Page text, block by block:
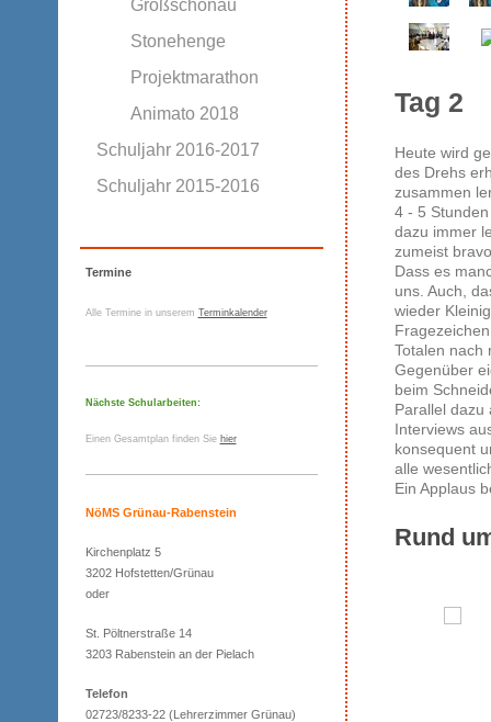
Tag 2
Heute wird
des Drehs
zusammen
4 - 5
dazu immer
zumeist
Dass es
uns. Auch,
wieder
Totalen nach
Gegenüber
beim
Parallel dazu
Interviews
konsequent
alle
Ein Applaus
Rund
Großschönau
Stonehenge
Projektmarathon
Animato 2018
Schuljahr 2016-2017
Schuljahr 2015-2016
Termine
Alle Termine in unserem Terminkalender
Nächste Schularbeiten:
Einen Gesamtplan finden Sie hier
NöMS Grünau-Rabenstein
Kirchenplatz 5
3202 Hofstetten/Grünau
oder
St. Pöltnerstraße 14
3203 Rabenstein an der Pielach
Telefon
02723/8233-22 (Lehrerzimmer Grünau)